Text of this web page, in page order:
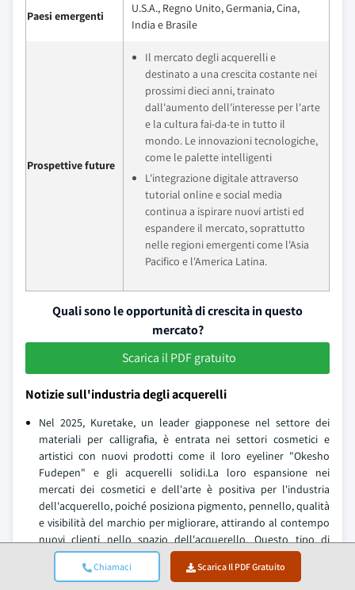
Chiamaci Scarica Il PDF Gratuito
Paesi emergenti
U.S.A., Regno Unito, Germania, Cina,
India e Brasile
Prospettive future
Il mercato degli acquerelli e
destinato a una crescita costante nei
prossimi dieci anni, trainato
dall'aumento dell'interesse per l'arte
e la cultura fai-da-te in tutto il
mondo. Le innovazioni tecnologiche,
come le palette intelligenti
L'integrazione digitale attraverso
tutorial online e social media
continua a ispirare nuovi artisti ed
espandere il mercato, soprattutto
nelle regioni emergenti come l'Asia
Pacifico e l'America Latina.
Quali sono le opportunità di crescita in questo
mercato?
Scarica il PDF gratuito
Notizie sull'industria degli acquerelli
Nel 2025, Kuretake, un leader giapponese nel settore dei
materiali per calligrafia, è entrata nei settori cosmetici e
artistici con nuovi prodotti come il loro eyeliner "Okesho
Fudepen" e gli acquerelli solidi.La loro espansione nei
mercati dei cosmetici e dell'arte è positiva per l'industria
dell'acquerello, poiché posiziona pigmento, pennello, qualità
e visibilità del marchio per migliorare, attirando al contempo
nuovi clienti nello spazio dell'acquerello. Questo tipo di
innovazione migliora il mercato e può anche aiutare con
alcuni avanzamenti complessivi per l'industria